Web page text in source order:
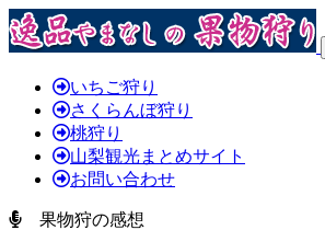
いちご狩り
さくらんぼ狩り
桃狩り
山梨観光まとめサイト
お問い合わせ
果物狩の感想